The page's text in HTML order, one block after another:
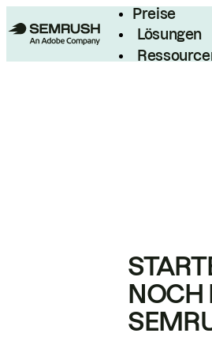
Preise
Lösungen
NOCH